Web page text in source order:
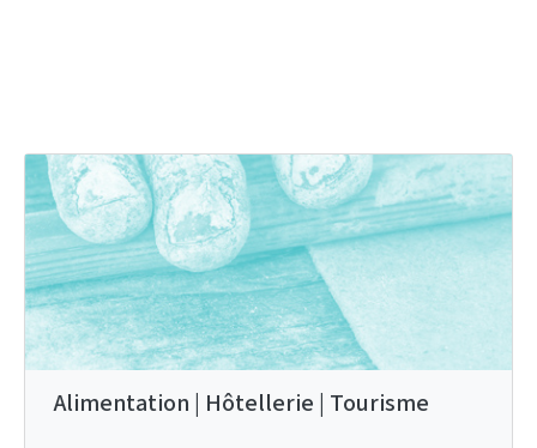
Alimentation | Hôtellerie | Tourisme